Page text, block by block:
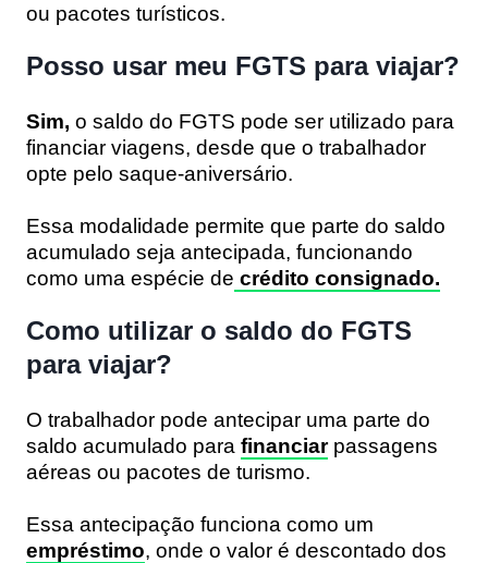
ou pacotes turísticos.
Posso usar meu FGTS para viajar?
Sim, o saldo do FGTS pode ser utilizado para
financiar viagens, desde que o trabalhador
opte pelo saque-aniversário.
Essa modalidade permite que parte do saldo
acumulado seja antecipada, funcionando
como uma espécie de crédito consignado.
Como utilizar o saldo do FGTS
para viajar?
O trabalhador pode antecipar uma parte do
saldo acumulado para financiarpassagens
aéreas ou pacotes de turismo.
Essa antecipação funciona como um
empréstimo, onde o valor é descontado dos